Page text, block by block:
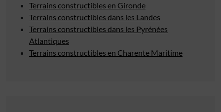
Terrains constructibles en Gironde
Terrains constructibles dans les Landes
Terrains constructibles dans les Pyrénées
Atlantiques
Terrains constructibles en Charente Maritime